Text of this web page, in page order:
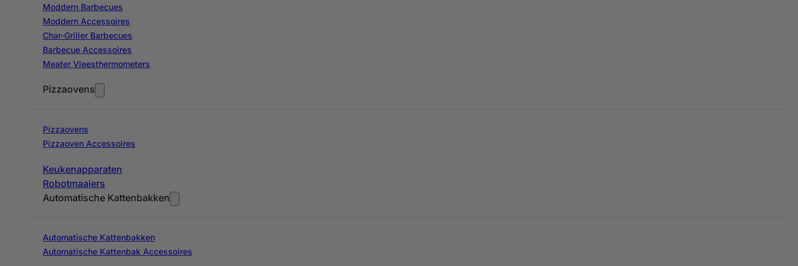
Moddern Barbecues
Moddern Accessoires
Char-Griller Barbecues
Barbecue Accessoires
Meater Vleesthermometers
Pizzaovens
Pizzaovens
Pizzaoven Accessoires
Keukenapparaten
Robotmaaiers
Automatische Kattenbakken
Automatische Kattenbakken
Automatische Kattenbak Accessoires